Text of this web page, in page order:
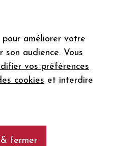
améliorer votre
audience. Vous
vos préférences
cookies et interdire
fermer
d'achat
de recevoir la newsletter de la